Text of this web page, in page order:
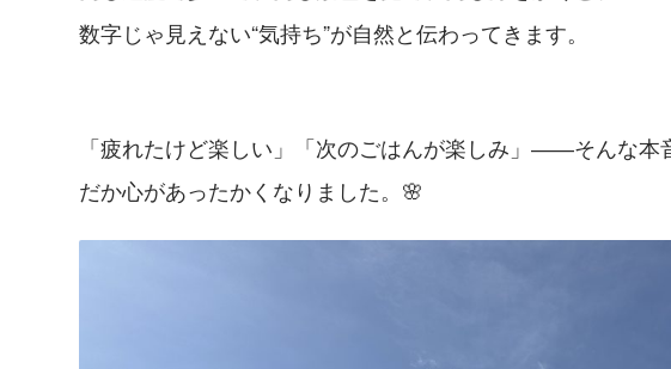
数字じゃ見えない“気持ち”が自然と伝わってきます。
「疲れたけど楽しい」「次のごはんが楽しみ」――そんな本
だか心があったかくなりました。🌸